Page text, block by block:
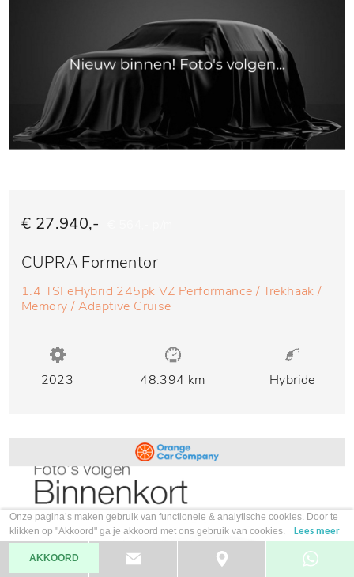
€ 27.940,-
CUPRA Formentor
1.4 TSI eHybrid 245pk VZ Performance / Trekhaak /
Memory / Adaptive Cruise
2023 48.394 km Hybride
Onze pagina’s maken gebruik van functionele & analytische cookies. Door te
klikken op "Akkoord" ga je akkoord met ons gebruik van cookies.
Lees meer
AKKOORD